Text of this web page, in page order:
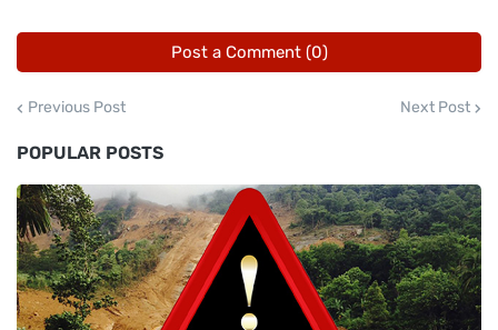
Post a Comment (0)
Previous Post Next Post
POPULAR POSTS